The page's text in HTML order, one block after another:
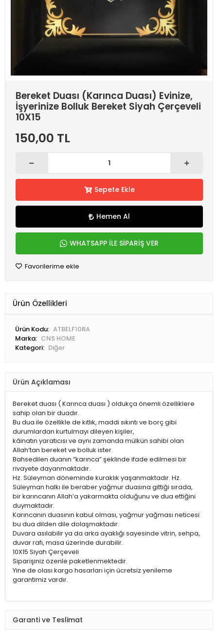
Bereket Duası (Karınca Duası) Evinize,
İşyerinize Bolluk Bereket Siyah Çerçeveli
10X15
150,00 TL
Sepete Ekle
Hemen Al
WHATSAPP İLE SİPARİŞ VER
Favorilerime ekle
Ürün Özellikleri
Ürün Kodu: ATBELF10RA
Marka: CNS HOME
Kategori: Diğer
Ürün Açıklaması
Bereket duası ( Karınca duası ) oldukça önemli özelliklere
sahip olan bir duadır.
Bu dua ile özellikle de kıtlık, maddi sıkıntı ve borç gibi
durumlardan kurtulmayı dileyen kişiler,
kâinatın yaratıcısı ve aynı zamanda mülkün sahibi olan
Allah’tan bereket ve bolluk ister.
Bahsedilen duanın “karınca” şeklinde ifade edilmesi bir
rivayete dayanmaktadır.
Hz. Süleyman döneminde kuraklık yaşanmaktadır. Hz.
Süleyman halkı ile beraber yağmur duasına gittiği sırada,
bir karıncanın Allah’a yakarmakta olduğunu ve dua ettiğini
duymaktadır.
Karıncanın duasının kabul olması, yağmur yağması neticesi
bu dua dilden dile dolaşmaktadır.
Duvara asılabilir ya da arka ayaklığı sayesinde vitrin, sehpa,
duvar rafı, masa üzerinde durabilir.
10X15 Siyah Çerçeveli
Siparişiniz özenle paketlenmektedir.
Yine de olası kargo hasarları için ücretsiz yenileme
garantimiz vardır.
Garanti ve Teslimat